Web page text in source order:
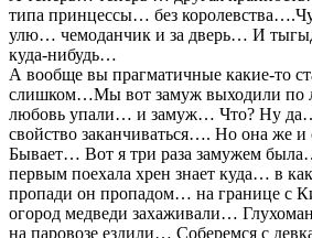
типа принцессы… без
улю… чемоданчик и за дверь… И
куда-нибудь…
А вообще вы прагматичные какие-то
слишком…Мы вот замуж выходили
любовь упали… и замуж… Что? Ну
свойство заканчиваться…. Но она же
Бывает… Вот я три раза замужем
первым поехала хрен знает куда… в
пропади он пропадом… на границе с
огород медведи захаживали…
на паровозе ездили… Соберемся с